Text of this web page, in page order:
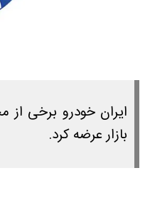
بازار عرضه کرد.